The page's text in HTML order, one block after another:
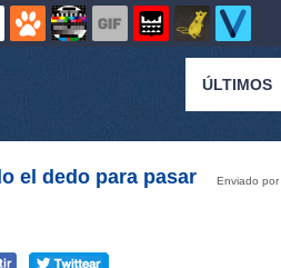
ÚLTIMOS
Enviado por
el dedo para pasar